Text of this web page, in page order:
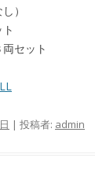
）
セット
| 投稿者: admin